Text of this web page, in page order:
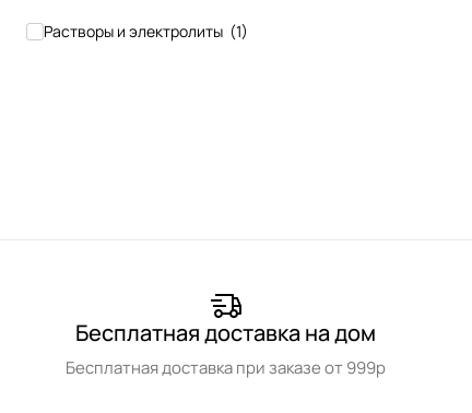
Растворы и электролиты (1)
Бесплатная доставка на дом
Бесплатная доставка при заказе от 999р